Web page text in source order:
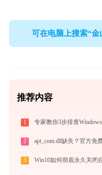
可在电脑上搜索“
推荐内容
1 专家教你3步排查
2
3